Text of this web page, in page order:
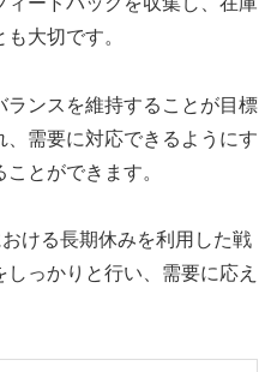
大切です。
ンスを維持することが目標
需要に対応できるようにす
とができます。
ける長期休みを利用した戦
っかりと行い、需要に応え